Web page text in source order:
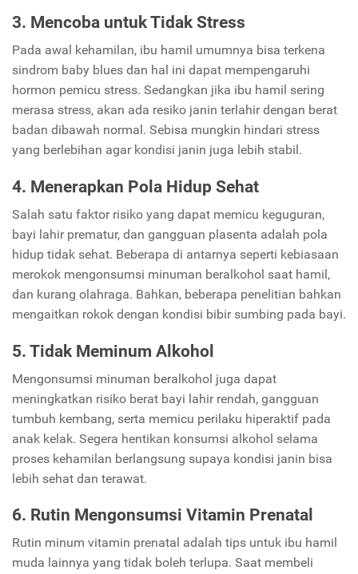
3. Mencoba untuk Tidak Stress
Pada awal kehamilan, ibu hamil umumnya bisa terkena
sindrom baby blues dan hal ini dapat mempengaruhi
hormon pemicu stress. Sedangkan jika ibu hamil sering
merasa stress, akan ada resiko janin terlahir dengan berat
badan dibawah normal. Sebisa mungkin hindari stress
yang berlebihan agar kondisi janin juga lebih stabil.
4. Menerapkan Pola Hidup Sehat
Salah satu faktor risiko yang dapat memicu keguguran,
bayi lahir prematur, dan gangguan plasenta adalah pola
hidup tidak sehat. Beberapa di antarnya seperti kebiasaan
merokok mengonsumsi minuman beralkohol saat hamil,
dan kurang olahraga. Bahkan, beberapa penelitian bahkan
mengaitkan rokok dengan kondisi bibir sumbing pada bayi.
5. Tidak Meminum Alkohol
Mengonsumsi minuman beralkohol juga dapat
meningkatkan risiko berat bayi lahir rendah, gangguan
tumbuh kembang, serta memicu perilaku hiperaktif pada
anak kelak. Segera hentikan konsumsi alkohol selama
proses kehamilan berlangsung supaya kondisi janin bisa
lebih sehat dan terawat.
6. Rutin Mengonsumsi Vitamin Prenatal
Rutin minum vitamin prenatal adalah tips untuk ibu hamil
muda lainnya yang tidak boleh terlupa. Saat membeli